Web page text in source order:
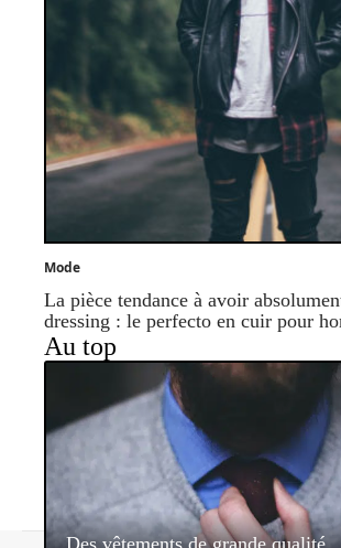
Mode
La pièce tendance à avoir
dressing : le perfecto en cuir pour
Au top